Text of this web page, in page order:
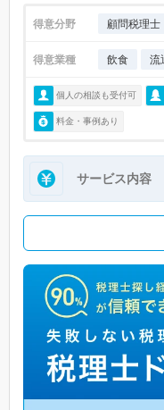
得意分野 顧問税理士
得意業種 飲食 流
個人の相談も受付可
料金・事例あり
サービス内容